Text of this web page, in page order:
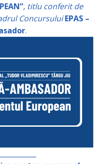
, titlu conferit de
Concursului EPAS –
.